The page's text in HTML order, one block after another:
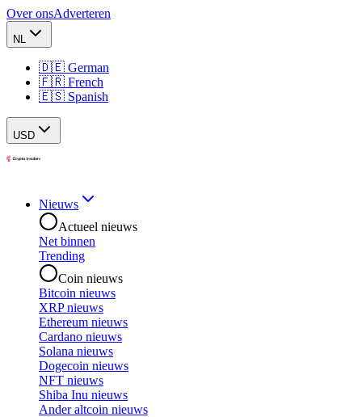
Over onsAdverteren
NL
🇩🇪 German
🇫🇷 French
🇪🇸 Spanish
USD
Nieuws
Actueel nieuws
Net binnen
Trending
Coin nieuws
Bitcoin nieuws
XRP nieuws
Ethereum nieuws
Cardano nieuws
Solana nieuws
Dogecoin nieuws
NFT nieuws
Shiba Inu nieuws
Ander altcoin nieuws